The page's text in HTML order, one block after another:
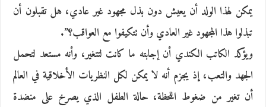
يمكن لهذا الولد أن يعيش دون بذل مجهود غير عادي، هل تقبلون أن
تبذلوا هذا المجهود غير العادي وأن تتكيفوا مع العواقب؟”.
ويؤكد الكاتب الكندي أن إجابته ما كانت لتتغير، وأنه مستعد لتحمل
الجهد والتعب، إذ يجزم أنه لا يمكن لكل النظريات الأخلاقية في العالم
أن تغير من ضغوط اللحظة، حالة الطفل الذي يصرخ على منضدة